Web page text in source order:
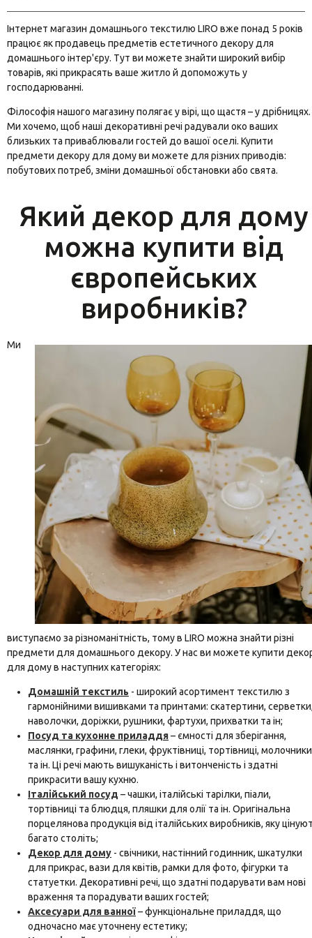
Тортівниці
Коробка для чаю
Дошки для нарізання та подачі
Марміти
Органайзер для столових приборів
Кавоварки та френч-преси
Емальований посуд
Подушки декоративні
Штучні квіти
Натуральний декор
Свічки
Таці, підставки
Настінний декор
Декоративні драбини
Підсвічники
Підставки для вазонів
Вази для квітів
Фігурки та статуетки
Інтернет магазин домашнього текстилю LIRO вже понад 5 років
працює як продавець предметів естетичного декору для
домашнього інтер'єру. Тут ви можете знайти широкий вибір
товарів, які прикрасять ваше житло й допоможуть у
господарюванні.
Філософія нашого магазину полягає у вірі, що щастя – у дрібницях.
Ми хочемо, щоб наші декоративні речі радували око ваших
близьких та приваблювали гостей до вашої оселі. Купити
предмети декору для дому ви можете для різних приводів:
побутових потреб, зміни домашньої обстановки або свята.
Який декор для дому
можна купити від
європейських
виробників?
Ми
виступаємо за різноманітність, тому в LIRO можна знайти різні
предмети для домашнього декору. У нас ви можете купити
для дому в наступних категоріях:
Домашній текстиль - широкий асортимент текстилю з
гармонійними вишивками та принтами: скатертини,
наволочки, доріжки, рушники, фартухи, прихватки та ін;
Посуд та кухонне приладдя– ємності для зберігання,
маслянки, графини, глеки, фруктівниці, тортівниці, молочники
та ін. Ці речі мають вишуканість і витонченість і здатні
прикрасити вашу кухню.
Італійський посуд– чашки, італійські тарілки, піали,
тортівниці та блюдця, пляшки для олії та ін. Оригінальна
порцелянова продукція від італійських виробників, яку
багато століть;
Декор для дому - свічники, настінний годинник, шкатулки
для прикрас, вази для квітів, рамки для фото, фігурки та
статуетки. Декоративні речі, що здатні подарувати вам нові
враження та порадувати ваших гостей;
Аксесуари для ванної– функціональне приладдя, що
одночасно має уточнену естетику;